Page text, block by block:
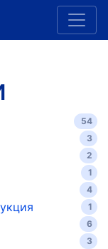
54
3
2
1
4
1
6
3